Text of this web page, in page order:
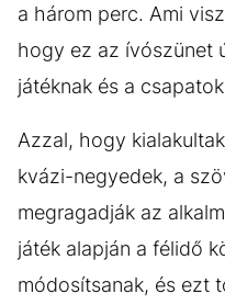
a három perc. Ami
hogy ez az ívószünet
játéknak és a
Azzal, hogy
kvázi-negyedek, a
megragadják az
játék alapján a félidő
módosítsanak, és ezt